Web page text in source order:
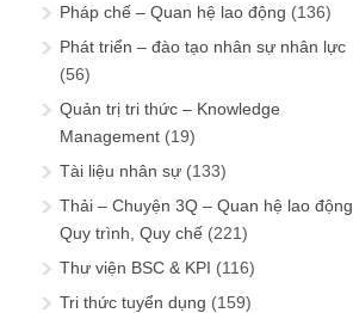
Pháp chế – Quan hệ lao động (136)
Phát triển – đào tạo nhân sự nhân lực
(56)
Quản trị tri thức – Knowledge
Management (19)
Tài liệu nhân sự (133)
Thải – Chuyện 3Q – Quan hệ lao động,
Quy trình, Quy chế (221)
Thư viện BSC & KPI (116)
Tri thức tuyển dụng (159)